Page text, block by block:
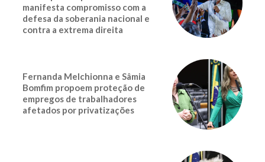
manifesta compromisso com a
defesa da soberania nacional e
contra a extrema direita
Fernanda Melchionna e Sâmia
Bomfim propoem proteção de
empregos de trabalhadores
afetados por privatizações